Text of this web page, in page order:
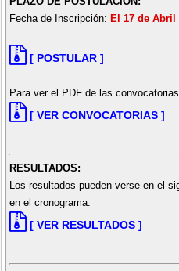
Fecha de Inscripción:El 17 de Abril
[ POSTULAR ]
Para ver el PDF de las
[ VER CONVOCATORIAS ]
RESULTADOS:
Los resultados pueden verse en el
en el cronograma.
[ VER RESULTADOS ]